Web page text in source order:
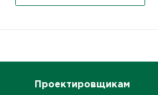
Проектировщикам